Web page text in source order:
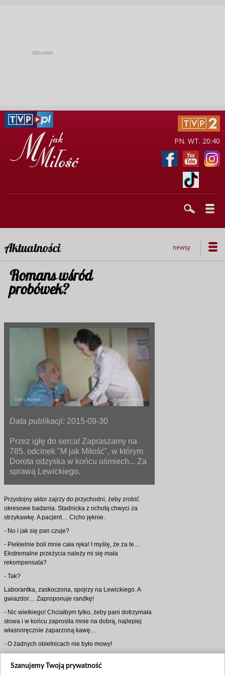
PN. WT. 20:40
Aktualności newsy
Romans wśród
probówek?
Data publikacji: 2015-09-30
Przez igłę do serca! Zapraszamy na
785. odcinek "M jak Miłość", w którym
Dorota odzyska w końcu uśmiech... Za
sprawą Lewickiego.
Przystojny aktor zajrzy do przychodni, żeby zrobić
okresowe badania. Stadnicka z ochotą chwyci za
strzykawkę. A pacjent… Cicho jęknie.
- No i jak się pan czuje?
- Piekielnie boli mnie cała ręka! I myślę, że za te…
Ekstremalne przeżycia należy mi się mała
rekompensata?
- Tak?
Laborantka, zaskoczona, spojrzy na Lewickiego. A
gwiazdor… Zaproponuje randkę!
- Nic wielkiego! Chciałbym tylko, żeby pani dotrzymała
słowa i w końcu zaprosiła mnie na dobrą, najlepiej
własnoręcznie zaparzoną kawę…
- O żadnych obietnicach nie było mowy!
godzin później, aktor i tak zapuka do jej drzwi. A
Szanujemy Twoją prywatność